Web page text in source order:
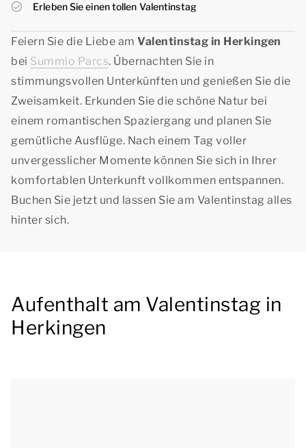
Erleben Sie einen tollen Valentinstag
Feiern Sie die Liebe am Valentinstag in Herkingen
bei Summio Parcs. Übernachten Sie in
stimmungsvollen Unterkünften und genießen Sie die
Zweisamkeit. Erkunden Sie die schöne Natur bei
einem romantischen Spaziergang und planen Sie
gemütliche Ausflüge. Nach einem Tag voller
unvergesslicher Momente können Sie sich in Ihrer
komfortablen Unterkunft vollkommen entspannen.
Buchen Sie jetzt und lassen Sie am Valentinstag alles
hinter sich.
Aufenthalt am Valentinstag in
Herkingen